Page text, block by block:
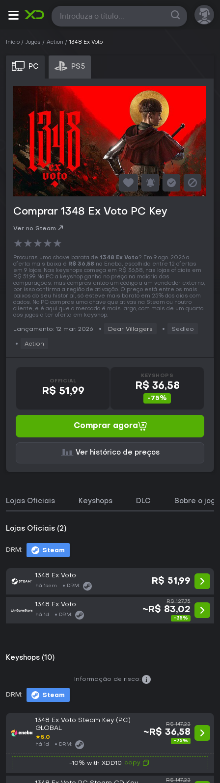
Todas
Início Jogos Action 1348 Ex Voto
PC PS5
Comprar 1348 Ex Voto PC Key
Ver no Steam
★★★★★
Procuras uma chave barata de 1348 Ex Voto? Em 9 ago. 2026 a
oferta mais baixa é R$ 36,58 na Eneba, escolhida entre 12 ofertas
em 9 lojas. Nas keyshops começa em R$ 36,58, nas lojas oficiais em
R$ 51,99. No PC a keyshop ganha no preço na maioria das
comparações, mas compras então um código a um vendedor externo,
por isso confirma a região de ativação. O preço está entre os mais
baixos do seu historial, só esteve mais barato em 25% dos dias com
dados. No PC compras uma chave que ativas na Steam ou noutro
cliente, e é aqui que o mercado é mais largo, com mais de um quarto
dos jogos a ter oferta em keyshop.
Lançamento: 12 mar. 2026 Dear Villagers Sedleo
Action
OFFICIAL
R$ 51,99
KEYSHOPS
R$ 36,58
-75%
Comprar agora
Ver histórico de preços
Lojas Oficiais Keyshops DLC Sobre o jogo
Lojas Oficiais (2)
DRM: Steam
1348 Ex Voto
há 1sem DRM:
R$ 51,99
1348 Ex Voto
há 1d DRM:
R$ 127,75
~R$ 83,02
-35%
Keyshops (10)
DRM: Steam
Informação de risco:
1348 Ex Voto Steam Key (PC)
GLOBAL
★5.0
há 1d DRM:
R$ 147,22
~R$ 36,58
-75%
-10% with XDD10 copy
R$ 147,22